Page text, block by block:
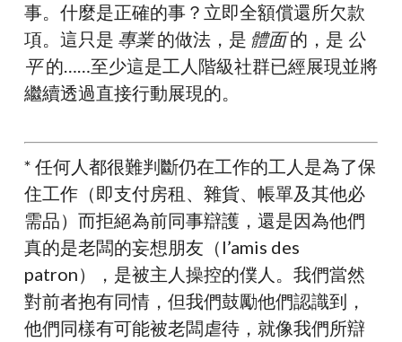
事。什麼是正確的事？立即全額償還所欠款
項。這只是 專業的做法，是 體面的，是 公
平的……至少這是工人階級社群已經展現並將
繼續透過直接行動展現的。
* 任何人都很難判斷仍在工作的工人是為了保
住工作（即支付房租、雜貨、帳單及其他必
需品）而拒絕為前同事辯護，還是因為他們
真的是老闆的妄想朋友（l’amis des
patron），是被主人操控的僕人。我們當然
對前者抱有同情，但我們鼓勵他們認識到，
他們同樣有可能被老闆虐待，就像我們所辯